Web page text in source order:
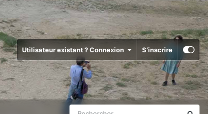
Utilisateur existant ? Connexion S’inscrire